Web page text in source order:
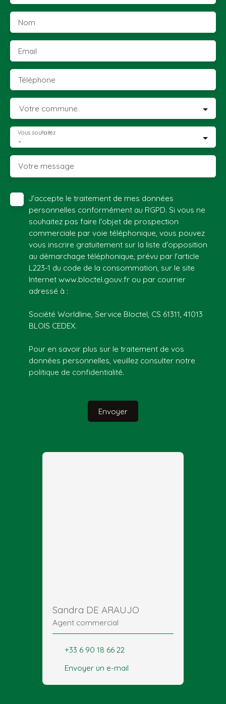
Nom
Email
Téléphone
Votre commune
-
Vous souhaitez
Votre message
J'accepte le traitement de mes données
personnelles conformément au RGPD. Si vous ne
souhaitez pas faire l'objet de prospection
commerciale par voie téléphonique, vous pouvez
vous inscrire gratuitement sur la liste d'opposition
au démarchage téléphonique, prévu par l'article
L223-1 du code de la consommation, sur le site
Internet www.bloctel.gouv.fr ou par courrier
adressé à :
Société Worldline, Service Bloctel, CS 61311, 41013
BLOIS CEDEX.
Pour en savoir plus sur le traitement de vos
données personnelles, veuillez consulter notre
politique de confidentialité.
Envoyer
Sandra DE ARAUJO
Agent commercial
+33 6 90 18 66 22
Envoyer un e-mail